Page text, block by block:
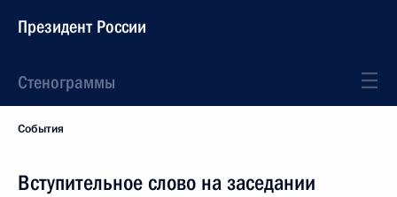
Президент России
Стенограммы
События
Вступительное слово на заседании